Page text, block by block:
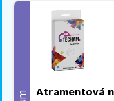
Atramentová